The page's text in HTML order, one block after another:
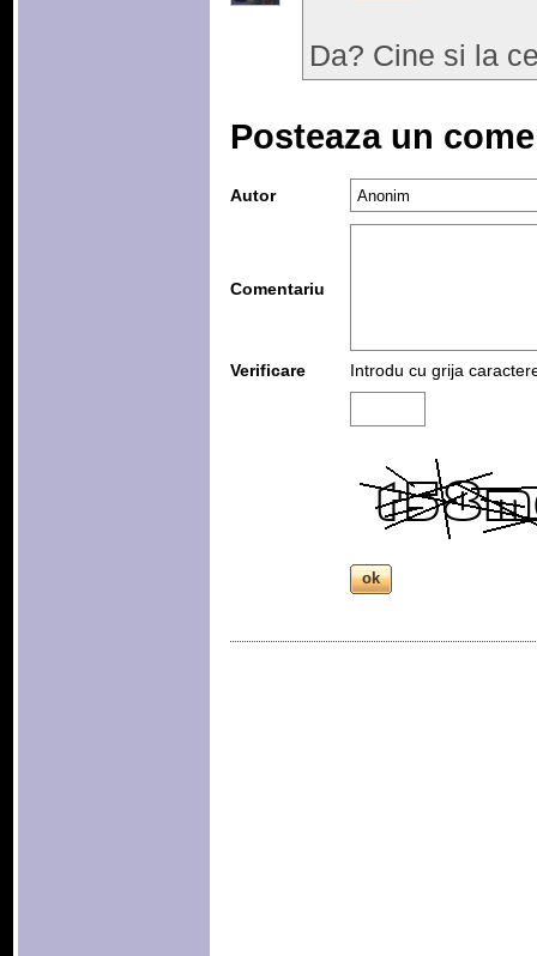
Da? Cine si la
Posteaza un
Autor
Comentariu
Verificare Introdu cu grija